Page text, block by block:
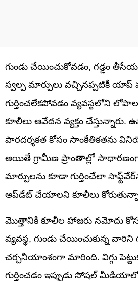
గుండు చేయించుకోవడం, గడ్డం
స్వల్ప మార్పులు వచ్చినప్పటికీ యాప్
గుర్తించలేకపోవడం వ్యవస్థలోని
కూలీలు ఆవేదన వ్యక్తం
పారదర్శకత కోసం సాంకేతికతను
అయితే గ్రామీణ ప్రాంతాల్లో
మార్పులను కూడా గుర్తించేలా
అప్‌డేట్ చేయాలని కూలీలు
మొత్తానికి కూలీల హాజరు నమోదు
వ్యవస్థ, గుండు చేయించుకున్న వారిని
చర్చనీయాంశంగా మారింది. విగ్గు
గుర్తించడం ఇప్పుడు సోషల్